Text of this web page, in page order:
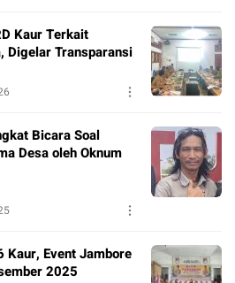
Kaur Terkait
Digelar Transparansi
Bicara Soal
Desa oleh Oknum
Kaur, Event Jambore
2025